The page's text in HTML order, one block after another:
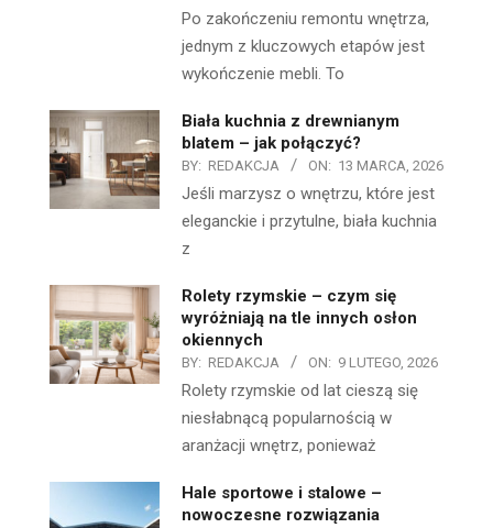
Po zakończeniu remontu wnętrza,
jednym z kluczowych etapów jest
wykończenie mebli. To
Biała kuchnia z drewnianym
blatem – jak połączyć?
BY: REDAKCJA ON: 13 MARCA, 2026
Jeśli marzysz o wnętrzu, które jest
eleganckie i przytulne, biała kuchnia
z
Rolety rzymskie – czym się
wyróżniają na tle innych osłon
okiennych
BY: REDAKCJA ON: 9 LUTEGO, 2026
Rolety rzymskie od lat cieszą się
niesłabnącą popularnością w
aranżacji wnętrz, ponieważ
Hale sportowe i stalowe –
nowoczesne rozwiązania